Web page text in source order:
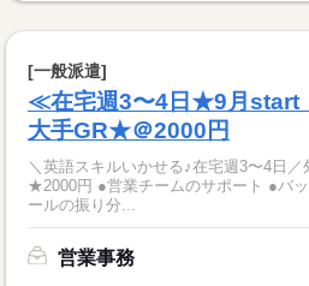
[一般派遣]
≪在宅週3〜4日★9月start
大手GR★＠2000円
＼英語スキルいかせる♪在宅週3〜4日
★2000円 ●営業チームのサポート ●バ
ールの振り分...
営業事務